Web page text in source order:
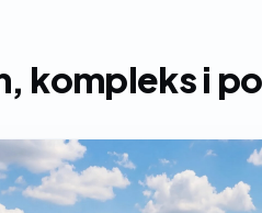
kompleks i